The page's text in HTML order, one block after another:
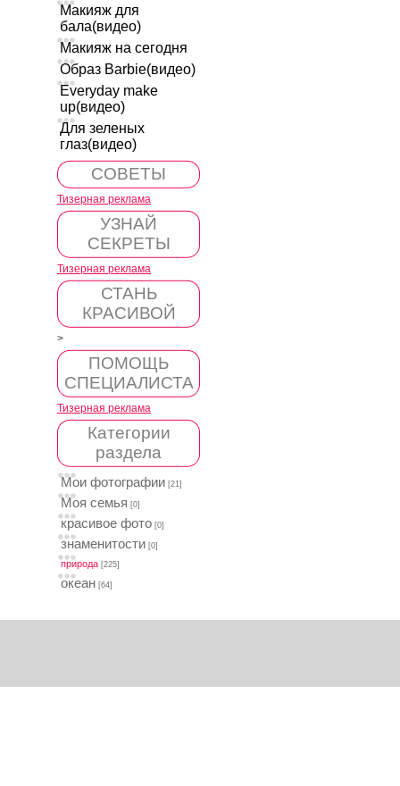
Макияж для
бала(видео)
Макияж на сегодня
Образ Barbie(видео)
Everyday make
up(видео)
Для зеленых
глаз(видео)
СОВЕТЫ
Тизерная реклама
УЗНАЙ
СЕКРЕТЫ
Тизерная реклама
СТАНЬ
КРАСИВОЙ
>
ПОМОЩЬ
СПЕЦИАЛИСТА
Тизерная реклама
Категории
раздела
Мои фотографии [21]
Моя семья [0]
красивое фото [0]
знаменитости [0]
природа [225]
океан [64]